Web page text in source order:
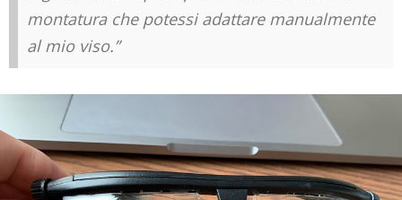
montatura che potessi adattare manualmente
al mio viso.”